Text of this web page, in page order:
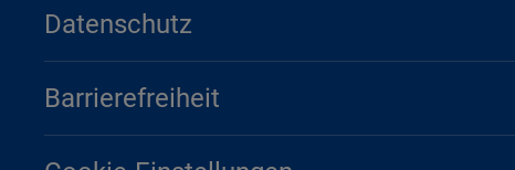
Datenschutz
Barrierefreiheit